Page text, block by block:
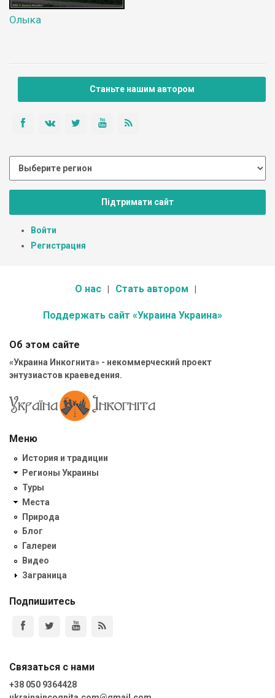
Олыка
Станьте нашим автором
Підтримати сайт
Войти
Регистрация
О нас Стать автором
Поддержать сайт «Украина Украина»
Об этом сайте
«Украина Инкогнита» - некоммерческий проект
энтузиастов краеведения.
Меню
История и традиции
Регионы Украины
Туры
Места
Природа
Блог
Галереи
Видео
Заграница
Подпишитесь
Связаться с нами
+38 050 9364428